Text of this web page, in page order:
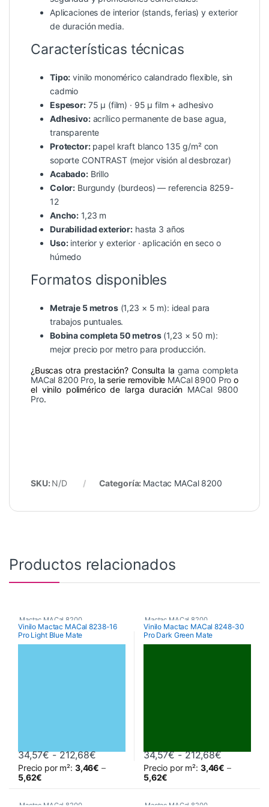
Aplicaciones de interior (stands, ferias) y exterior
de duración media.
Características técnicas
Tipo: vinilo monomérico calandrado flexible, sin
cadmio
Espesor:75 µ (film) · 95 µ film + adhesivo
Adhesivo:acrílico permanente de base agua,
transparente
Protector:papel kraft blanco 135 g/m² con
soporte CONTRAST (mejor visión al desbrozar)
Acabado:Brillo
Color: Burgundy (burdeos) — referencia 8259-
12
Ancho: 1,23 m
Durabilidad exterior: hasta 3 años
Uso:interior y exterior · aplicación en seco o
húmedo
Formatos disponibles
Metraje 5 metros(1,23 × 5 m): ideal para
trabajos puntuales.
Bobina completa 50 metros(1,23 × 50 m):
mejor precio por metro para producción.
¿Buscas otra prestación? Consulta la gama completa
MACal 8200 Pro, la serie removible MACal 8900 Pro o
el vinilo polimérico de larga duración MACal 9800
Pro.
SKU: N/D Categoría: Mactac MACal 8200
Productos relacionados
Mactac MACal 8200
Vinilo Mactac MACal 8238-16
Pro Light Blue Mate
34,57€ - 212,68€Rango de precios: desde 34,57€
Precio por m²: 3,46€ –
5,62€
Este producto tiene múltiples variantes. Las opciones se
Mactac MACal 8200
Vinilo Mactac MACal 8248-30
Pro Dark Green Mate
34,57€ - 212,68€Rango de
Precio por m²: 3,46€ –
5,62€
Este producto tiene múltiples
Mactac MACal 8200 Mactac MACal 8200